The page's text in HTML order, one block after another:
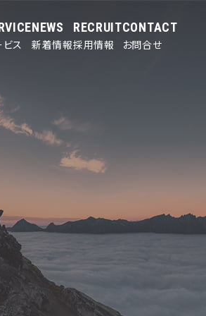
ス
NEWS
新着情報
RECRUIT
採用情報
CONTACT
お問合せ